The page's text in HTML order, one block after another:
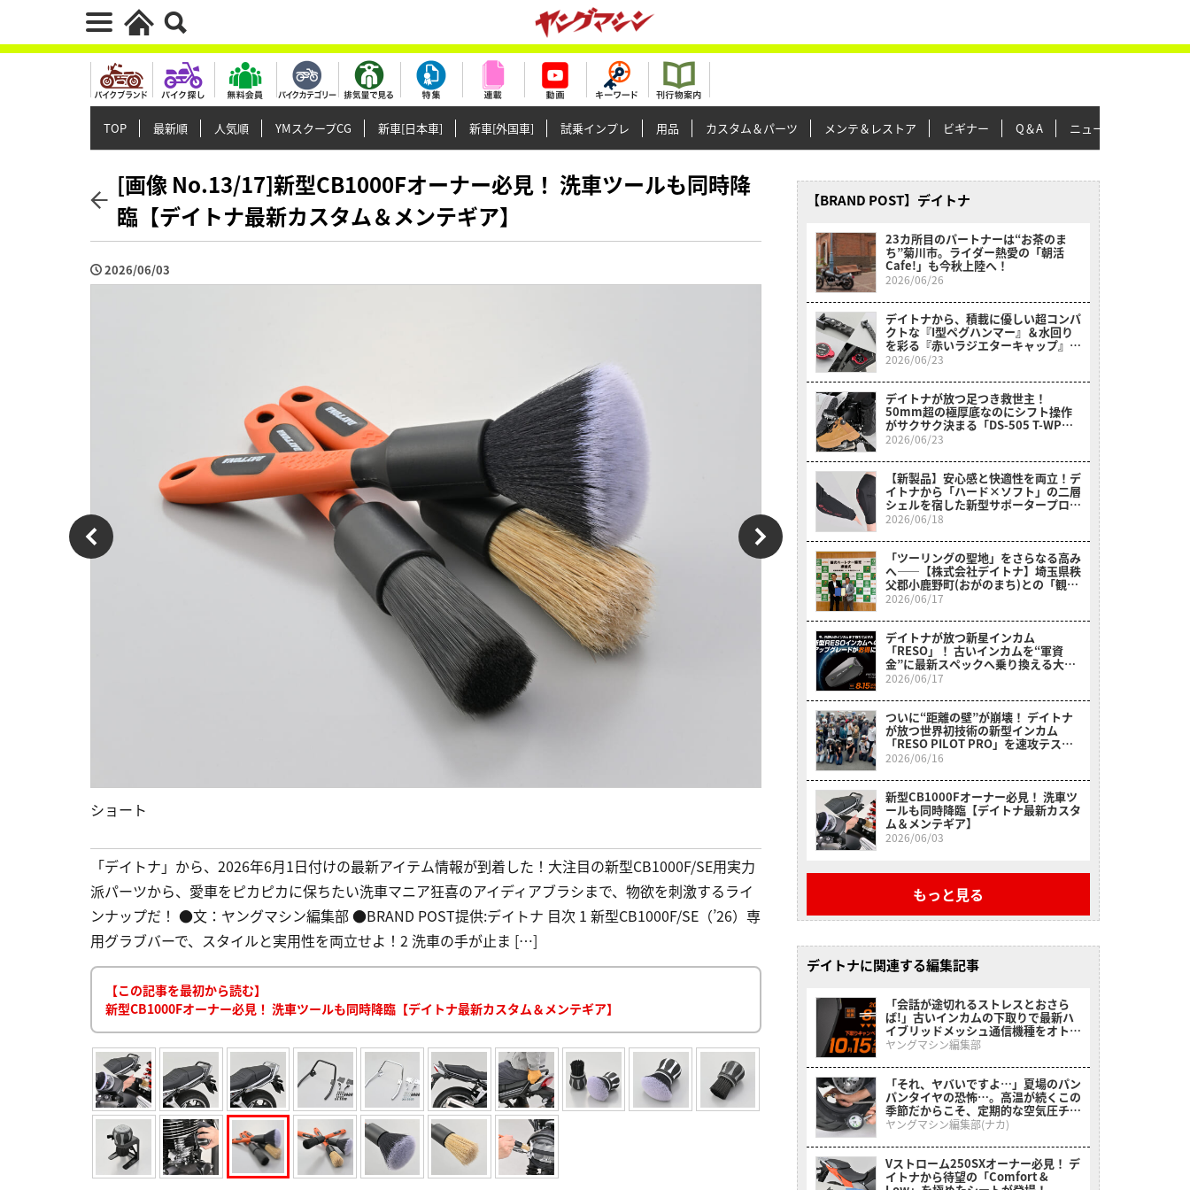
TOP 最新順 人気順 YMスクープCG 新車[日本車] 新車[外国車] 試乗インプレ 用品 カスタム＆パーツ メンテ＆レストア ビギナー Q＆A ニュース＆トピックス
[画像 No.13/17]新型CB1000Fオーナー必見！ 洗車ツールも同時降
臨【デイトナ最新カスタム＆メンテギア】
2026/06/03
ショート
「デイトナ」から、2026年6月1日付けの最新アイテム情報が到着した！大注目の新型CB1000F/SE用実力
派パーツから、愛車をピカピカに保ちたい洗車マニア狂喜のアイディアブラシまで、物欲を刺激するライ
ンナップだ！ ●文：ヤングマシン編集部 ●BRAND POST提供:デイトナ 目次 1 新型CB1000F/SE（’26）専
用グラブバーで、スタイルと実用性を両立せよ！2 洗車の手が止ま […]
【この記事を最初から読む】
新型CB1000Fオーナー必見！ 洗車ツールも同時降臨【デイトナ最新カスタム＆メンテギア】
【BRAND POST】デイトナ
23カ所目のパートナーは“お茶のま
ち”菊川市。ライダー熱愛の「朝活
Cafe!」も今秋上陸へ！
2026/06/26
デイトナから、積載に優しい超コンパ
クトな『I型ペグハンマー』＆水回り
を彩る『赤いラジエターキャップ』が
新登場！
2026/06/23
デイトナが放つ足つき救世主！
50mm超の極厚底なのにシフト操作
がサクサク決まる「DS-505 T-WPシ
ューズ」登場
2026/06/23
【新製品】安心感と快適性を両立！デ
イトナから「ハード×ソフト」の二層
シェルを宿した新型サポータープロテ
クター登場！
2026/06/18
「ツーリングの聖地」をさらなる高み
へ――【株式会社デイトナ】埼玉県秩
父郡小鹿野町(おがのまち)との「観光
パートナー協定」を締結
2026/06/17
デイトナが放つ新星インカム
「RESO」！ 古いインカムを“軍資
金”に最新スペックへ乗り換える大チ
ャンス!!
2026/06/17
ついに“距離の壁”が崩壊！ デイトナ
が放つ世界初技術の新型インカム
「RESO PILOT PRO」を速攻テス
ト！
2026/06/16
新型CB1000Fオーナー必見！ 洗車ツ
ールも同時降臨【デイトナ最新カスタ
ム＆メンテギア】
2026/06/03
もっと見る
デイトナに関連する編集記事
「会話が途切れるストレスとおさら
ば!」古いインカムの下取りで最新ハ
イブリッドメッシュ通信機種をオトク
にゲットできる、デイトナのキャンペ
ヤングマシン編集部
「それ、ヤバいですよ…」夏場のパン
パンタイヤの恐怖…。高温が続くこの
季節だからこそ、定期的な空気圧チェ
ックは欠かせない！［デイトナ・メッ
シュホース付きエアゲージ デプスゲ
ージ付き］
ヤングマシン編集部(ナカ)
Vストローム250SXオーナー必見！ デ
イトナから待望の「Comfort &